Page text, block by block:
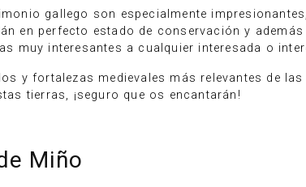
gallego son especialmente
en perfecto estado de conservación y
muy interesantes a cualquier interesada o
y fortalezas medievales más relevantes de
tierras, ¡seguro que os encantarán!
Miño